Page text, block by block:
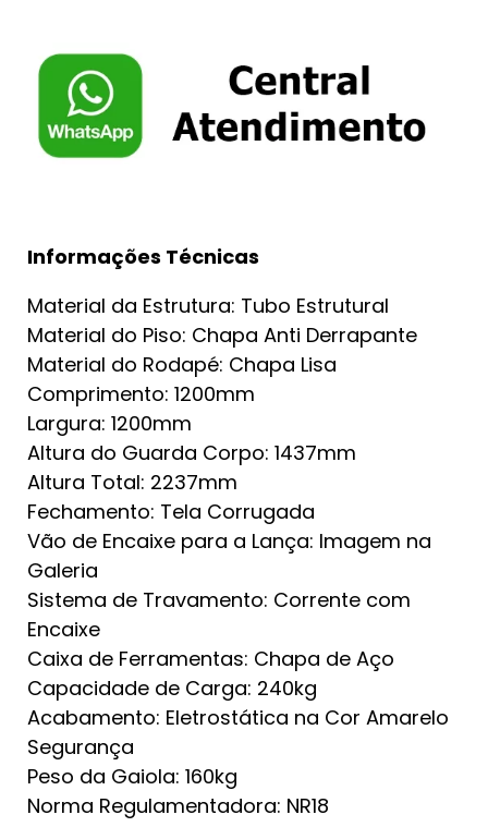
Informações Técnicas
Material da Estrutura: Tubo Estrutural
Material do Piso: Chapa Anti Derrapante
Material do Rodapé: Chapa Lisa
Comprimento: 1200mm
Largura: 1200mm
Altura do Guarda Corpo: 1437mm
Altura Total: 2237mm
Fechamento: Tela Corrugada
Vão de Encaixe para a Lança: Imagem na
Galeria
Sistema de Travamento: Corrente com
Encaixe
Caixa de Ferramentas: Chapa de Aço
Capacidade de Carga: 240kg
Acabamento: Eletrostática na Cor Amarelo
Segurança
Peso da Gaiola: 160kg
Norma Regulamentadora: NR18